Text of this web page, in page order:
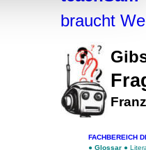
braucht
FACHBEREICH
● Glossar ●